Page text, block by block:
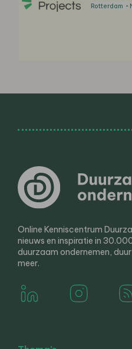
Rotterdam
Online Kenniscentrum
nieuws en inspiratie in
duurzaam ondernemen,
meer.